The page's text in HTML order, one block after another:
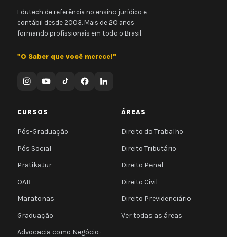
Edutech de referência no ensino jurídico e
contábil desde 2003. Mais de 20 anos
formando profissionais em todo o Brasil.
"O Saber que você merece!"
CURSOS
Pós-Graduação
Pós Social
PratikaJur
OAB
Maratonas
Graduação
Advocacia como Negócio ·
ÁREAS
Direito do Trabalho
Direito Tributário
Direito Penal
Direito Civil
Direito Previdenciário
Ver todas as áreas